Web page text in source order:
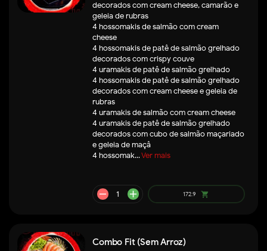
remove add 59.5
decorados com cream cheese, camarão e
geleia de rubras
4 hossomakis de salmão com cream
cheese
4 hossomakis de patê de salmão grelhado
decorados com crispy couve
4 uramakis de patê de salmão grelhado
4 hossomakis de patê de salmão grelhado
decorados com cream cheese e geleia de
rubras
4 uramakis de salmão com cream cheese
4 uramakis de patê de salmão grelhado
decorados com cubo de salmão maçariado
e geleia de maçâ
4 hossomak...Ver mais
Combo Fit (Sem Arroz)